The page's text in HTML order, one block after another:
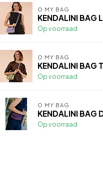
O MY BAG
KENDALINI BAG
Op voorraad
O MY BAG
KENDALINI BAG
Op voorraad
O MY BAG
KENDALINI BAG
Op voorraad